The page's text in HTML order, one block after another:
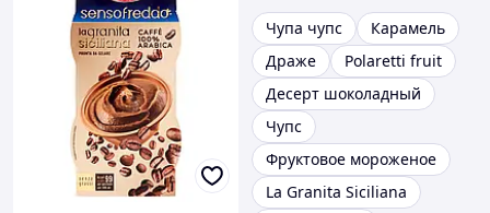
Чупа чупс
Карамель
Драже
Polaretti fruit
Десерт шоколадный
Чупс
Фруктовое мороженое
La Granita Siciliana